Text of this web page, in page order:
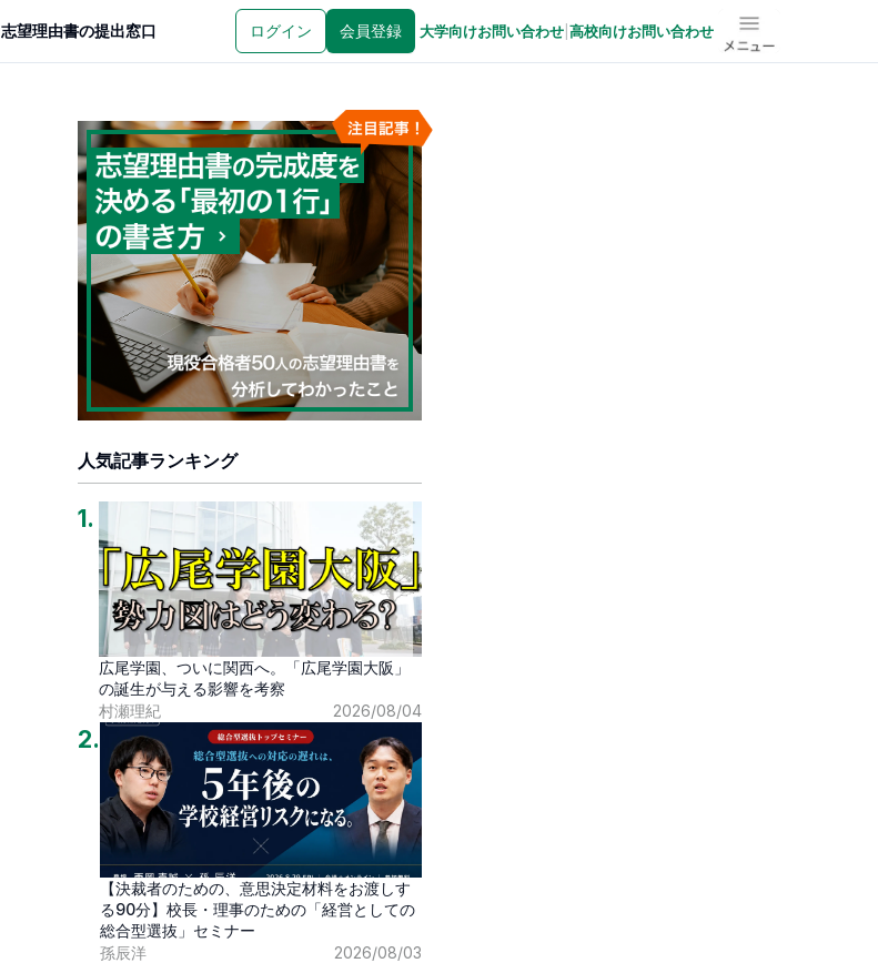
志望理由書の提出窓口 ログイン 会員登録 大学向けお問い合わせ 高校向けお問い合わせ メニュー
人気記事ランキング
1.
広尾学園、ついに関西へ。「広尾学園大阪」
の誕生が与える影響を考察
村瀬理紀
2026/08/04
2.
【決裁者のための、意思決定材料をお渡しす
る90分】校長・理事のための「経営としての
総合型選抜」セミナー
孫辰洋
2026/08/03